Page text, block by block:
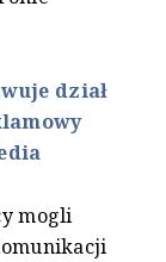
dział
mogli